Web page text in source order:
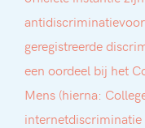
geregistreerde
een oordeel bij het
Mens (hierna: